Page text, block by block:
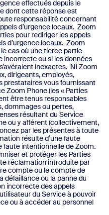
effectués depuis le
dont cette réponse est
responsabilité concernant
d’urgence locaux. Zoom
pour rediriger les appels
d’urgence locaux. Zoom
cas où une tierce partie
incorrecte ou si les données
inexactes. Ni Zoom
dirigeants, employés,
prestataires vous fournissant
Zoom Phone (les « Parties
être tenus responsables
dommages ou pertes,
résultant du Service
ou y afférent (collectivement,
par les présentes à toute
résulte d’une faute
faute intentionnelle de Zoom.
et protéger les Parties
réclamation introduite par
compte ou le compte de
défaillance ou la panne du
incorrecte des appels
du Service à pouvoir
ou à accéder au personnel